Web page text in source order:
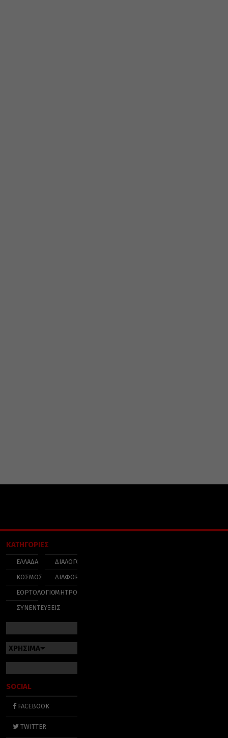
ΚΑΤΗΓΟΡΙΕΣ
ΕΛΛΑΔΑ
ΚΟΣΜΟΣ
ΕΟΡΤΟΛΟΓΙΟ
ΣΥΝΕΝΤΕΥΞΕΙΣ
ΔΙΑΛΟΓΟΣ
ΔΙΑΦΟΡΑ
ΜΗΤΡΟΠΟΛΕΙΣ
ΧΡΗΣΙΜΑ
SOCIAL
FACEBOOK
TWITTER